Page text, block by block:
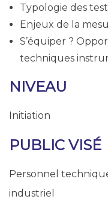
Typologie des
Enjeux de la
S’équiper ?
techniques
NIVEAU
Initiation
PUBLIC VISÉ
Personnel
industriel